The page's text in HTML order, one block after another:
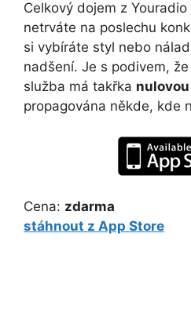
Celkový dojem z
netrváte na poslechu
si vybíráte styl nebo
nadšení. Je s podivem,
služba má takřka
propagována někde, kde
Cena: zdarma
stáhnout z App Store